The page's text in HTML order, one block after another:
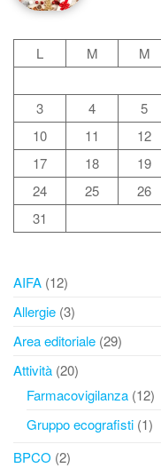
L
M M
3
4 5
10
11 12
17
18 19
24
25 26
31
AIFA (12)
Allergie (3)
Area editoriale (29)
Attività (20)
Farmacovigilanza (12)
Gruppo ecografisti (1)
BPCO (2)